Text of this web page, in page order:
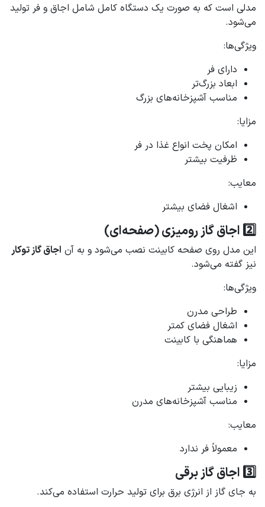
مدلی است که به صورت یک دستگاه کامل شامل اجاق و فر تولید
می‌شود.
ویژگی‌ها:
دارای فر
ابعاد بزرگ‌تر
مناسب آشپزخانه‌های بزرگ
مزایا:
امکان پخت انواع غذا در فر
ظرفیت بیشتر
معایب:
اشغال فضای بیشتر
2️⃣ اجاق گاز رومیزی (صفحه‌ای)
این مدل روی صفحه کابینت نصب می‌شود و به آن اجاق گاز توکار
نیز گفته می‌شود.
ویژگی‌ها:
طراحی مدرن
اشغال فضای کمتر
هماهنگی با کابینت
مزایا:
زیبایی بیشتر
مناسب آشپزخانه‌های مدرن
معایب:
معمولاً فر ندارد
3️⃣ اجاق گاز برقی
به جای گاز از انرژی برق برای تولید حرارت استفاده می‌کند.